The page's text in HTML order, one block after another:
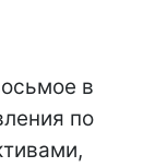
в
по